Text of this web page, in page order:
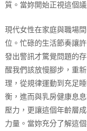
質。當妳開始正視這個
現代女性在家庭與職場
位。忙碌的生活節奏讓
發出警訊才驚覺問題的
醒我們該放慢腳步，重
理，從規律運動到充足
衡，進而與乳房健康息
壓力，更讓這個年齡層
力量。當妳充分了解這